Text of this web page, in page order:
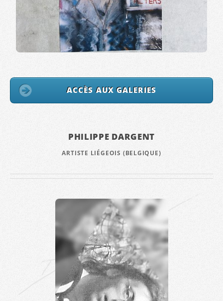
ACCÈS AUX GALERIES
PHILIPPE DARGENT
ARTISTE LIÉGEOIS (BELGIQUE)